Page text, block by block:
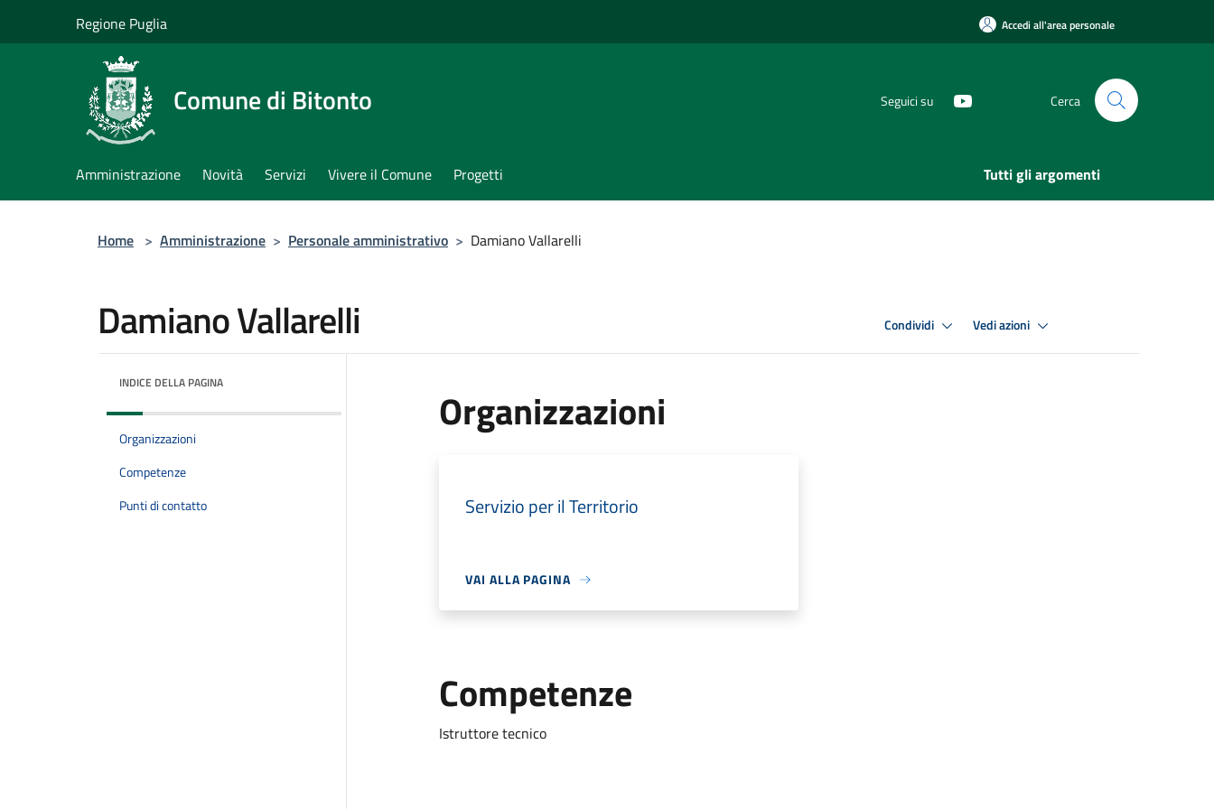
Regione Puglia Accedi all'area personale
Comune di Bitonto Seguici su Cerca
Amministrazione Novità Servizi Vivere il Comune Progetti Tutti gli argomenti
Home > Amministrazione > Personale amministrativo > Damiano Vallarelli
Damiano Vallarelli Condividi Vedi azioni
INDICE DELLA PAGINA
Organizzazioni
Competenze
Punti di contatto
Organizzazioni
Servizio per il Territorio
VAI ALLA PAGINA
Competenze
Istruttore tecnico